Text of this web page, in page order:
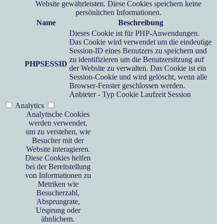
Website gewährleisten. Diese Cookies speichern keine
persönlichen Informationen.
Name
Beschreibung
PHPSESSID
Dieses Cookie ist für PHP-Anwendungen.
Das Cookie wird verwendet um die eindeutige
Session-ID eines Benutzers zu speichern und
zu identifizieren um die Benutzersitzung auf
der Website zu verwalten. Das Cookie ist ein
Session-Cookie und wird gelöscht, wenn alle
Browser-Fenster geschlossen werden.
Anbieter - Typ Cookie Laufzeit Session
Analytics
Analytische Cookies
werden verwendet,
um zu verstehen, wie
Besucher mit der
Website interagieren.
Diese Cookies helfen
bei der Bereitstellung
von Informationen zu
Metriken wie
Besucherzahl,
Absprungrate,
Ursprung oder
ähnlichem.